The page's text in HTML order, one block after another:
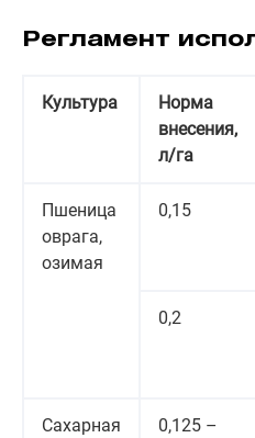
Регламент
Культура
Норма
внесения,
л/га
Пшеница
оврага,
озимая
0,15
0,2
Сахарная
0,125 –